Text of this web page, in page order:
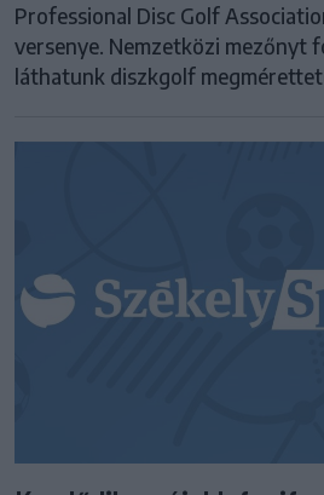
Professional Disc Golf
versenye. Nemzetközi mezőnyt
láthatunk diszkgolf